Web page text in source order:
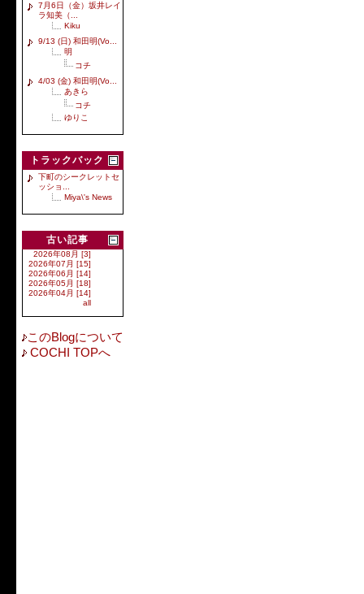
7月6日（金）坂井レイ
ラ知美（...
Kiku
9/13 (日) 和田明(Vo...
明
コチ
4/03 (金) 和田明(Vo...
あきら
コチ
ゆりこ
トラックバック
下町のシークレットセ
ッショ...
Miya\'s News
古い記事
2026年08月 [3]
2026年07月 [15]
2026年06月 [14]
2026年05月 [18]
2026年04月 [14]
all
このBlogについて
COCHI TOPへ